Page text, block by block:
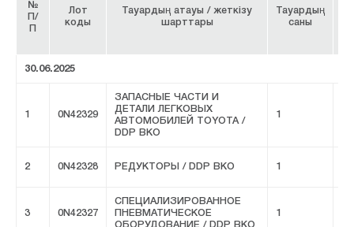
№
П/
П
Лот
коды
Тауардың атауы / жеткізу
шарттары
Тауардың
саны
30.06.2025
1 0N42329
ЗАПАСНЫЕ ЧАСТИ И
ДЕТАЛИ ЛЕГКОВЫХ
АВТОМОБИЛЕЙ TOYOTA /
DDP ВКО
1
2 0N42328 РЕДУКТОРЫ / DDP ВКО 1
3 0N42327
СПЕЦИАЛИЗИРОВАННОЕ
ПНЕВМАТИЧЕСКОЕ
ОБОРУДОВАНИЕ / DDP ВКО
1